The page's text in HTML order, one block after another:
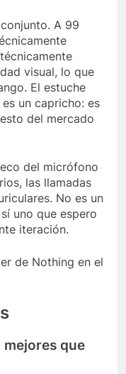
A 99
visual, lo que
El estuche
un capricho: es
del mercado
del micrófono
las llamadas
No es un
uno que espero
iteración.
de Nothing en el
mejores que